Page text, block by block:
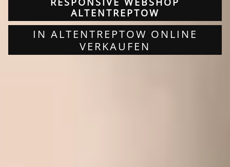
ALTENTREPTOW
IN ALTENTREPTOW ONLINE
VERKAUFEN